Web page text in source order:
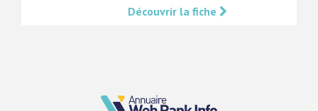
Découvrir la fiche